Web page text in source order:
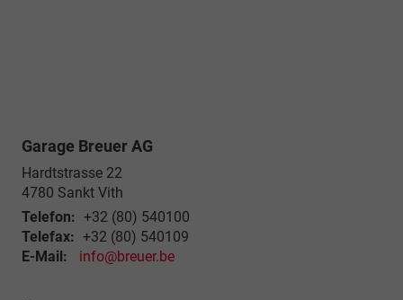
Garage Breuer AG
Hardtstrasse 22
4780 Sankt Vith
Telefon: +32 (80) 540100
Telefax: +32 (80) 540109
E-Mail:
info@breuer.be